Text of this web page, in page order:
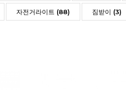
자전거라이트 (88) 짐받이 (3)